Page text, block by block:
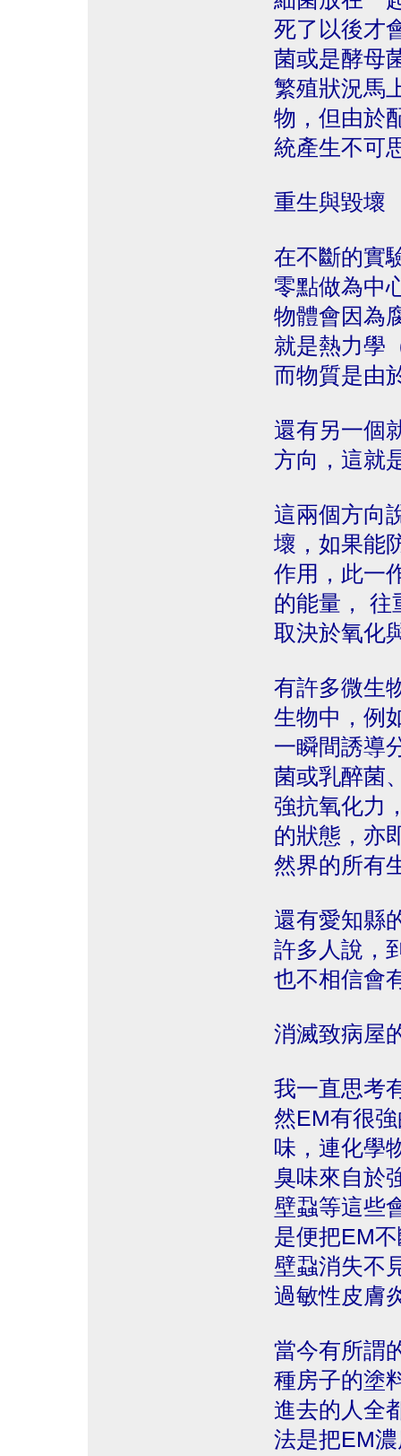
死了以後才
菌或是酵母
繁殖狀況馬
物，但由於
統產生不可
重生與毀壞
在不斷的實
零點做為中
物體會因為
就是熱力學
而物質是由
還有另一個
方向，這就
這兩個方向
壞，如果能
作用，此一
的能量， 往
取決於氧化
有許多微生
生物中，例
一瞬間誘導
菌或乳醉菌
強抗氧化力
的狀態，亦
然界的所有
還有愛知縣
許多人說，
也不相信會
消滅致病屋
我一直思考
然EM有很
味，連化學
臭味來自於
壁蝨等這些
是便把EM
壁蝨消失不
過敏性皮膚
當今有所謂
種房子的塗
進去的人全
法是把EM